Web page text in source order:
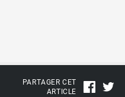
PARTAGER CET
ARTICLE